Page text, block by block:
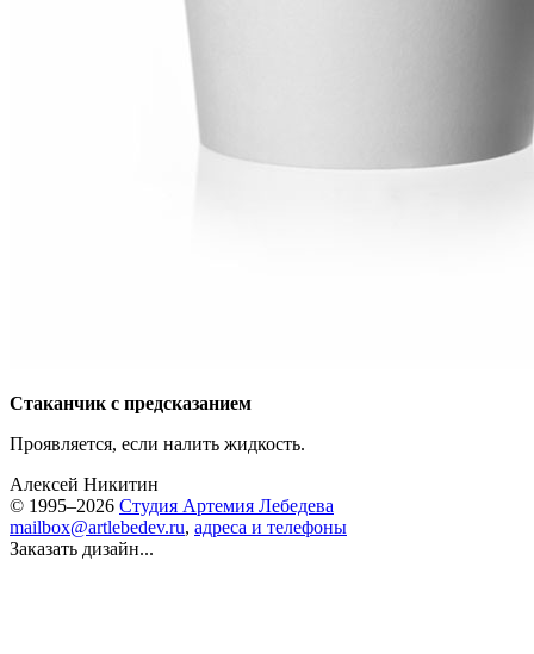
Стаканчик с предсказанием
Проявляется, если налить жидкость.
Алексей Никитин
© 1995–2026 Студия Артемия Лебедева
mailbox@artlebedev.ru, адреса и телефоны
Заказать дизайн...